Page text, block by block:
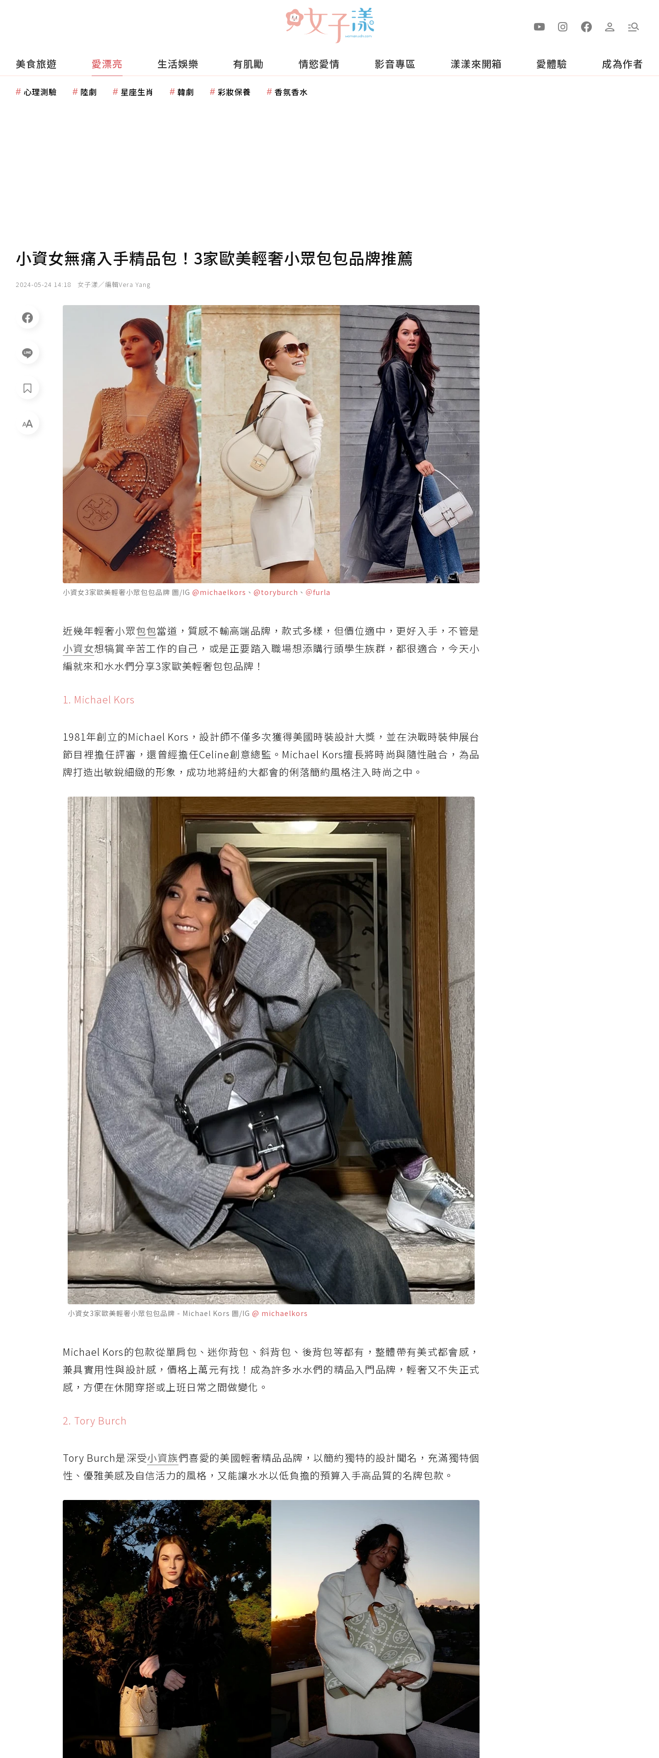
美食旅遊 愛漂亮 生活娛樂 有肌勵 情慾愛情 影音專區 漾漾來開箱 愛體驗 成為作者
心理測驗 陸劇 星座生肖 韓劇 彩妝保養 香氛香水
小資女無痛入手精品包！3家歐美輕奢小眾包包品牌推薦
2024-05-24 14:18 女子漾／編輯Vera Yang
小資女3家歐美輕奢小眾包包品牌 圖/IG @michaelkors 、 @toryburch 、 ＠furla
近幾年輕奢小眾包包當道，質感不輸高端品牌，款式多樣，但價位適中，更好入手，不管是
小資女想犒賞辛苦工作的自己，或是正要踏入職場想添購行頭學生族群，都很適合，今天小
編就來和水水們分享3家歐美輕奢包包品牌！
1. Michael Kors
1981年創立的Michael Kors，設計師不僅多次獲得美國時裝設計大獎，並在決戰時裝伸展台
節目裡擔任評審，還曾經擔任Celine創意總監。Michael Kors擅長將時尚與隨性融合，為品
牌打造出敏銳細緻的形象，成功地將紐約大都會的俐落簡約風格注入時尚之中。
小資女3家歐美輕奢小眾包包品牌 - Michael Kors 圖/IG @ michaelkors
Michael Kors的包款從單肩包、迷你背包、斜背包、後背包等都有，整體帶有美式都會感，
兼具實用性與設計感，價格上萬元有找！成為許多水水們的精品入門品牌，輕奢又不失正式
感，方便在休閒穿搭或上班日常之間做變化。
2. Tory Burch
Tory Burch是深受小資族們喜愛的美國輕奢精品品牌，以簡約獨特的設計聞名，充滿獨特個
性、優雅美感及自信活力的風格，又能讓水水以低負擔的預算入手高品質的名牌包款。